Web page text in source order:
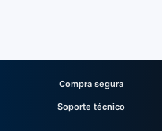
Compra segura
Soporte técnico